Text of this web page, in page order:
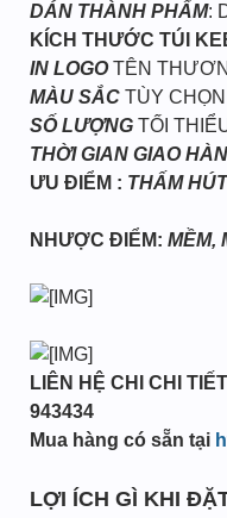
DÁN THÀNH PHẨM:
KÍCH THƯỚC TÚI
IN LOGOTÊN
MÀU SẮC TÙY CHỌN
SỐ LƯỢNG TỐI
THỜI GIAN GIAO
ƯU ĐIỂM : THẤM
NHƯỢC ĐIỂM: MỀM,
LIÊN HỆ CHI CHI
943434
Mua hàng có sẵn tại
LỢI ÍCH GÌ KHI